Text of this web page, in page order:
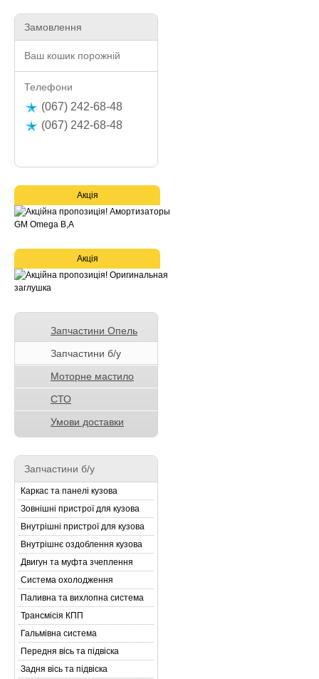
Замовлення
Ваш кошик порожній
Телефони
(067) 242-68-48
(067) 242-68-48
Акція
Акція
Запчастини Опель
Запчастини б/у
Моторне мастило
СТО
Умови доставки
Запчастини б/у
Каркас та панелі кузова
Зовнішні пристрої для кузова
Внутрішні пристрої для кузова
Внутрішнє оздоблення кузова
Двигун та муфта зчеплення
Система охолодження
Паливна та вихлопна система
Трансмісія КПП
Гальмівна система
Передня вісь та підвіска
Задня вісь та підвіска